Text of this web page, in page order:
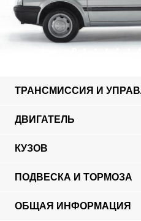
ТРАНСМИССИЯ И
ДВИГАТЕЛЬ
КУЗОВ
ПОДВЕСКА И ТОРМОЗА
ОБЩАЯ ИНФОРМАЦИЯ